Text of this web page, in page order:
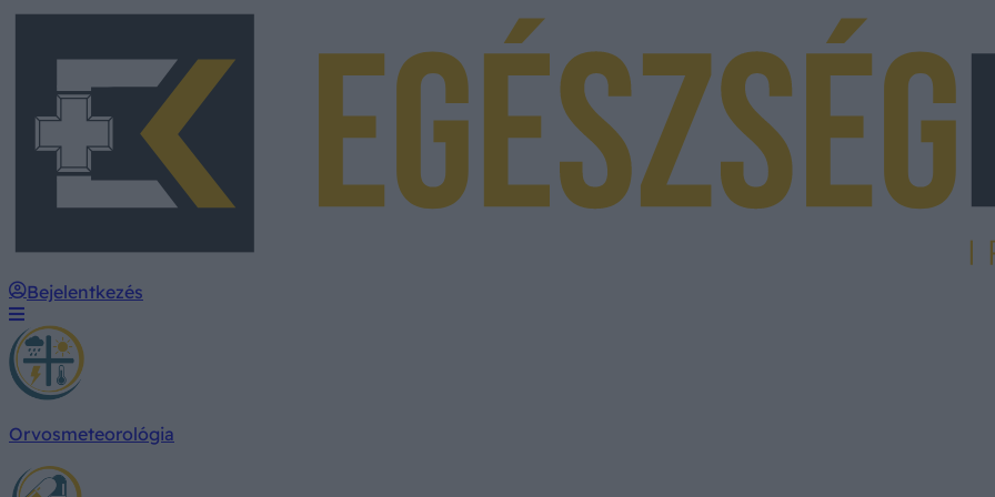
Bejelentkezés
Orvosmeteorológia